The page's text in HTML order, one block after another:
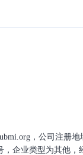
，公司注册
企业类型为其他